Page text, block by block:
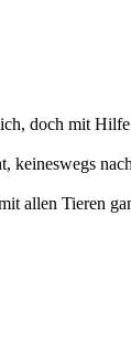
doch mit
keineswegs
allen Tieren